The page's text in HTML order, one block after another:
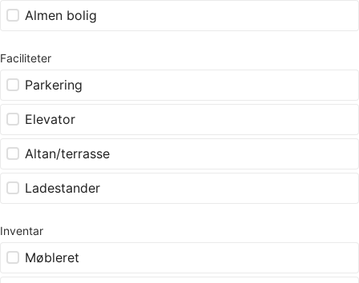
Almen bolig
Faciliteter
Parkering
Elevator
Altan/terrasse
Ladestander
Inventar
Møbleret